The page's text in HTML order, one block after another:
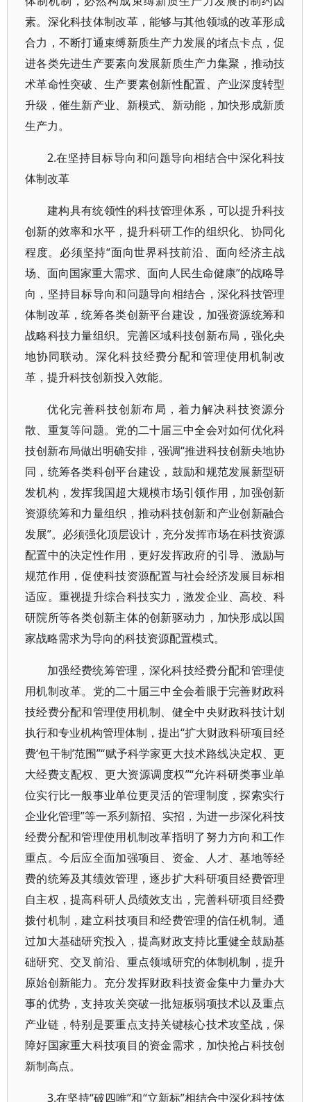
素。深化科技体制改革，能够与其他领域的改革形成
合力，不断打通束缚新质生产力发展的堵点卡点，促
进各类先进生产要素向发展新质生产力集聚，推动技
术革命性突破、生产要素创新性配置、产业深度转型
升级，催生新产业、新模式、新动能，加快形成新质
生产力。
2.在坚持目标导向和问题导向相结合中深化科技
体制改革
建构具有统领性的科技管理体系，可以提升科技
创新的效率和水平，提升科研工作的组织化、协同化
程度。必须坚持“面向世界科技前沿、面向经济主战
场、面向国家重大需求、面向人民生命健康”的战略导
向，坚持目标导向和问题导向相结合，深化科技管理
体制改革，统筹各类创新平台建设，加强资源统筹和
战略科技力量组织。完善区域科技创新布局，强化央
地协同联动。深化科技经费分配和管理使用机制改
革，提升科技创新投入效能。
优化完善科技创新布局，着力解决科技资源分
散、重复等问题。党的二十届三中全会对如何优化科
技创新布局做出明确安排，强调“推进科技创新央地协
同，统筹各类科创平台建设，鼓励和规范发展新型研
发机构，发挥我国超大规模市场引领作用，加强创新
资源统筹和力量组织，推动科技创新和产业创新融合
发展”。必须强化顶层设计，充分发挥市场在科技资源
配置中的决定性作用，更好发挥政府的引导、激励与
规范作用，促使科技资源配置与社会经济发展目标相
适应。重视提升综合科技实力，激发企业、高校、科
研院所等各类创新主体的创新驱动力，加快形成以国
家战略需求为导向的科技资源配置模式。
加强经费统筹管理，深化科技经费分配和管理使
用机制改革。党的二十届三中全会着眼于完善财政科
技经费分配和管理使用机制、健全中央财政科技计划
执行和专业机构管理体制，提出“扩大财政科研项目经
费‘包干制’范围”“赋予科学家更大技术路线决定权、更
大经费支配权、更大资源调度权”“允许科研类事业单
位实行比一般事业单位更灵活的管理制度，探索实行
企业化管理”等一系列新招、实招，为进一步深化科技
经费分配和管理使用机制改革指明了努力方向和工作
重点。今后应全面加强项目、资金、人才、基地等经
费的统筹及其绩效管理，逐步扩大科研项目经费管理
自主权，提高科研人员绩效支出，完善科研项目经费
拨付机制，建立科技项目和经费管理的信任机制。通
过加大基础研究投入，提高财政支持比重健全鼓励基
础研究、交叉前沿、重点领域研究的体制机制，提升
原始创新能力。充分发挥财政科技资金集中力量办大
事的优势，支持攻关突破一批短板弱项技术以及重点
产业链，特别是要重点支持关键核心技术攻坚战，保
障好国家重大科技项目的资金需求，加快抢占科技创
新制高点。
3.在坚持“破四唯”和“立新标”相结合中深化科技体